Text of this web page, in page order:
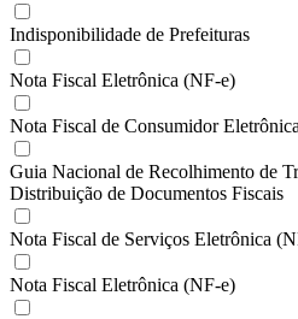
Indisponibilidade de Prefeituras
Nota Fiscal Eletrônica (NF-e)
Nota Fiscal de Consumidor
Guia Nacional de Recolhimento de
Distribuição de Documentos Fiscais
Nota Fiscal de Serviços Eletrônica
Nota Fiscal Eletrônica (NF-e)